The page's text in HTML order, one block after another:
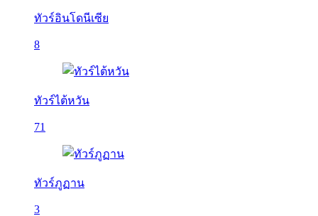
ทัวร์อินโดนีเซีย
8
ทัวร์ไต้หวัน
71
ทัวร์ภูฏาน
3